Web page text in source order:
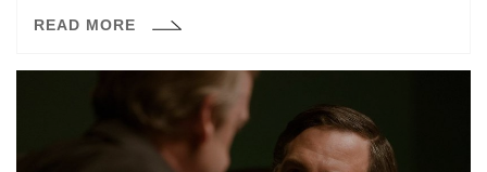
習，艾兒經歷一連串打擊與挫折，卻在過程中逐步克服難
READ MORE